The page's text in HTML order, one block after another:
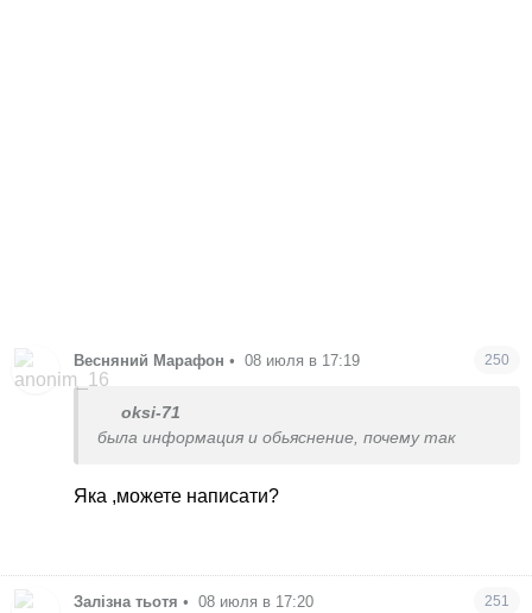
Весняний Марафон • 08 июля в 17:19 250
oksi-71
была информация и обьяснение, почему так
Яка ,можете написати?
Залізна тьотя • 08 июля в 17:20 251